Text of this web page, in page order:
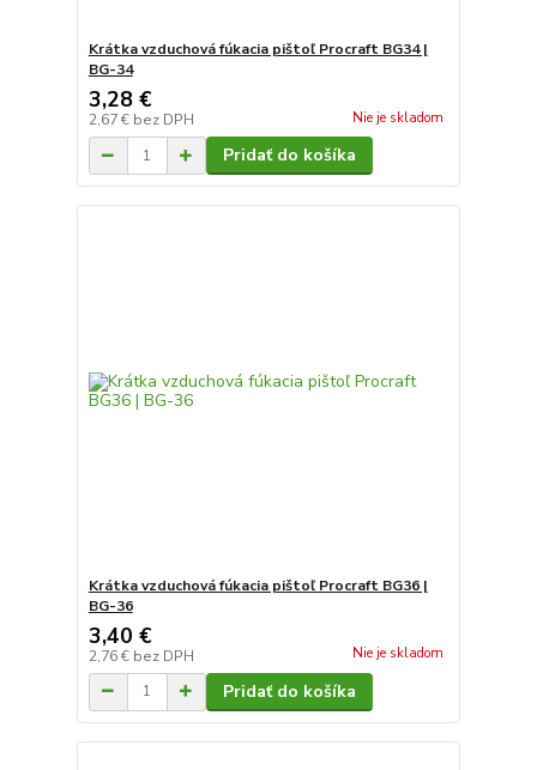
Krátka vzduchová fúkacia pištoľ Procraft BG34 |
BG-34
3,28 €
2,67 € bez DPH Nie je skladom
Pridať do košíka
Krátka vzduchová fúkacia pištoľ Procraft BG36 |
BG-36
3,40 €
2,76 € bez DPH Nie je skladom
Pridať do košíka